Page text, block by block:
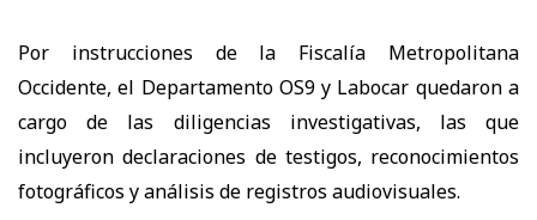
Por instrucciones de la Fiscalía Metropolitana
Occidente, el Departamento OS9 y Labocar quedaron a
cargo de las diligencias investigativas, las que
incluyeron declaraciones de testigos, reconocimientos
fotográficos y análisis de registros audiovisuales.